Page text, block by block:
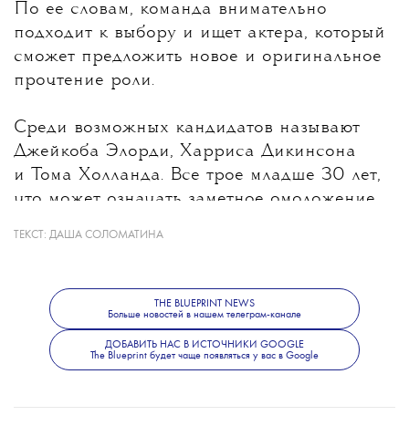
По ее словам, команда внимательно
подходит к выбору и ищет актера, который
сможет предложить новое и оригинальное
прочтение роли.
Среди возможных кандидатов называют
Джейкоба Элорди, Харриса Дикинсона
и Тома Холланда. Все трое младше 30 лет,
что может означать заметное омоложение
не исключают, что роль получит
неизвестный широкой публике актер.
Режиссером следующего фильма станет
Дени Вильнев.
ТЕКСТ: ДАША СОЛОМАТИНА
THE BLUEPRINT NEWS
Больше новостей в нашем телеграм-канале
ДОБАВИТЬ НАС В ИСТОЧНИКИ GOOGLE
The Blueprint будет чаще появляться у вас в Google